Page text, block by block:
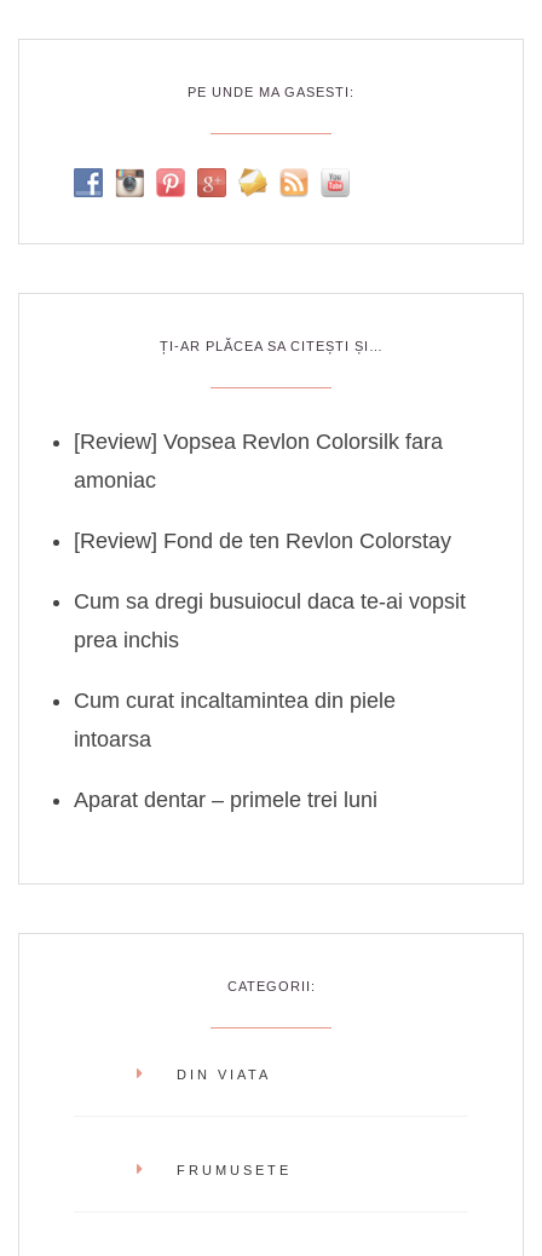
PE UNDE MA GASESTI:
ȚI-AR PLĂCEA SA CITEȘTI ȘI…
[Review] Vopsea Revlon Colorsilk fara
amoniac
[Review] Fond de ten Revlon Colorstay
Cum sa dregi busuiocul daca te-ai vopsit
prea inchis
Cum curat incaltamintea din piele
intoarsa
Aparat dentar – primele trei luni
CATEGORII:
DIN VIATA
FRUMUSETE